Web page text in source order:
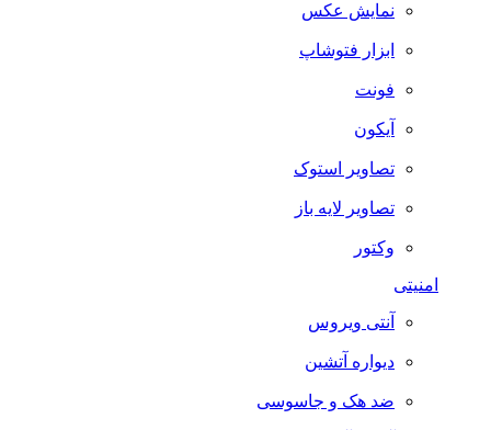
نمایش عکس
ابزار فتوشاپ
فونت
آیکون
تصاویر استوک
تصاویر لایه باز
وکتور
آنتی ویروس
دیواره آتشین
ضد هک و جاسوسی